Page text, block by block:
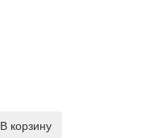
В корзину